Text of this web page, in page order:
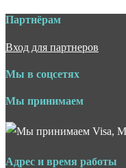
Партнёрам
Вход для партнеров
Мы в соцсетях
Мы принимаем
Адрес и время работы